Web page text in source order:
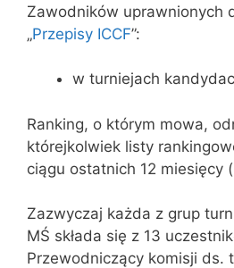
Zawodników uprawnionych
„Przepisy ICCF”:
w turniejach
Ranking, o którym mowa,
którejkolwiek listy
ciągu ostatnich 12 miesięcy
Zazwyczaj każda z grup
MŚ składa się z 13
Przewodniczący komisji ds.